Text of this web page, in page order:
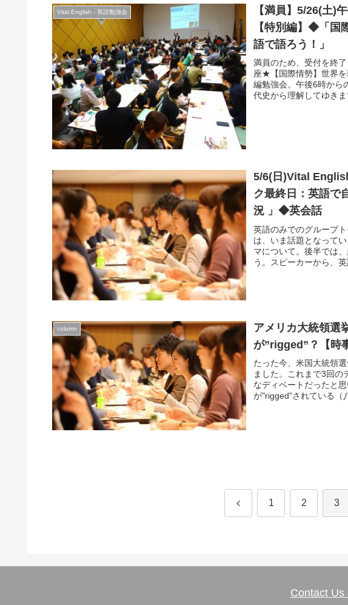
（株）代表取締役社長
イド・ジャパン株式会社 代表取締役社長として活躍されている日本
代表するプロ経営者で
決済ビジネスの観点か
へと変容するとはどう
だき、参加者で議論し
加者でのグループディ
んだinteractiveな
Vital English - 英語勉強会
【満員】5/26(土)
【特別編】◆「国
語で語ろう！」
満員のため、受付を終
座★【国際情勢】世界を
編勉強会。午後6時から
代史から理解してゆき
5/6(日)Vital
ク最終日：英語で
況 」◆英会話
英語のみでのグループ
は、いま話題となって
マについて。後半では
う。スピーカーから、
タートしますので、沢
column
アメリカ大統領選
が”rigged”？【時
たった今、米国大統領
ました。これまで3回の
なディベートだったと
が"rigged"されている（
前 1 2 3
Contact Us